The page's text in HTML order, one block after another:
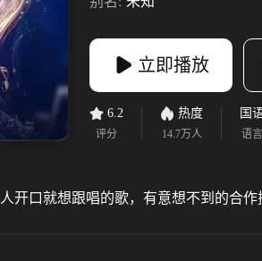
立即播放
6.2
评分
热度
14.7万人
国
语言
开口就想跟唱的歌，有意想不到的合